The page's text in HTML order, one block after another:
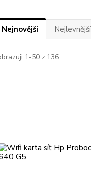
Nejnovější Nejlevnější
1-50 z 136